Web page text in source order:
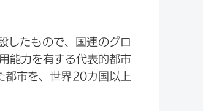
たもので、国連のグロ
能力を有する代表的都市
都市を、世界20カ国以上